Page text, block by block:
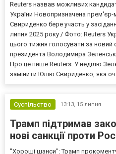
Reuters назвав можливих
України Новопризначена прем'єр-
Свириденко бере участь у
липня 2025 року / Фото: Reuters
цього тижня голосувати за новий
президента Володимира
Про це пише Reuters. У неділю
замінити Юлію Свириденко, яка
Суспільство 13:13, 15 липня
Трамп підтримав
нові санкції проти
"Хороші шанси": Трамп